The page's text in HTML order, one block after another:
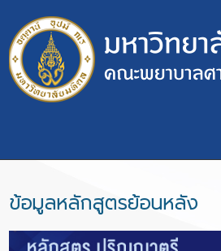
ข้อมูลหลักสูตรย้อนหลัง